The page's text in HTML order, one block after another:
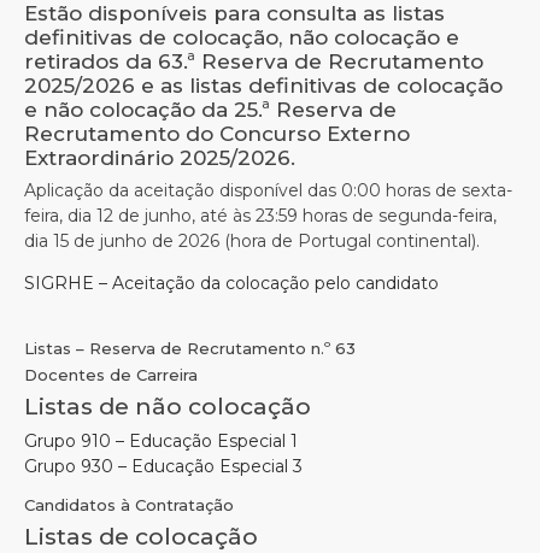
Estão disponíveis para consulta as listas
definitivas de colocação, não colocação e
retirados da 63.ª Reserva de Recrutamento
2025/2026 e as listas definitivas de colocação
e não colocação da 25.ª Reserva de
Recrutamento do Concurso Externo
Extraordinário 2025/2026.
Aplicação da aceitação disponível das 0:00 horas de sexta-
feira, dia 12 de junho, até às 23:59 horas de segunda-feira,
dia 15 de junho de 2026 (hora de Portugal continental).
SIGRHE – Aceitação da colocação pelo candidato
Listas – Reserva de Recrutamento n.º 63
Docentes de Carreira
Listas de não colocação
Grupo 910 – Educação Especial 1
Grupo 930 – Educação Especial 3
Candidatos à Contratação
Listas de colocação